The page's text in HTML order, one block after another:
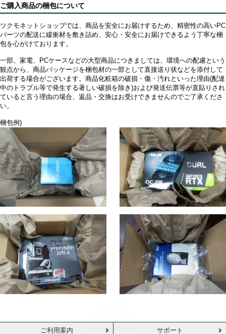
ご購入商品の梱包について
ツクモネットショップでは、商品を安全にお届けするため、精密性の高いPC
パーツの配送に緩衝材を敷き詰め、安心・安全にお届けできるよう丁寧な梱
包を心がけております。
一部、家電、PCケースなどの大型商品につきましては、環境への配慮という
観点から、商品パッケージを梱包材の一部として直接送り状などを添付して
出荷する場合がございます。商品化粧箱の破損・傷・汚れといった理由(配達
中のトラブル等で発生する著しい破損を除き)および発送伝票等が直貼りされ
ていると言う理由の場合、返品・交換はお受けできませんのでご了承くださ
い。
梱包例)
ご利用案内 サポート